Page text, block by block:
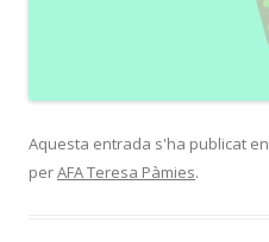
Aquesta entrada s'ha publicat en
perAFA Teresa Pàmies.